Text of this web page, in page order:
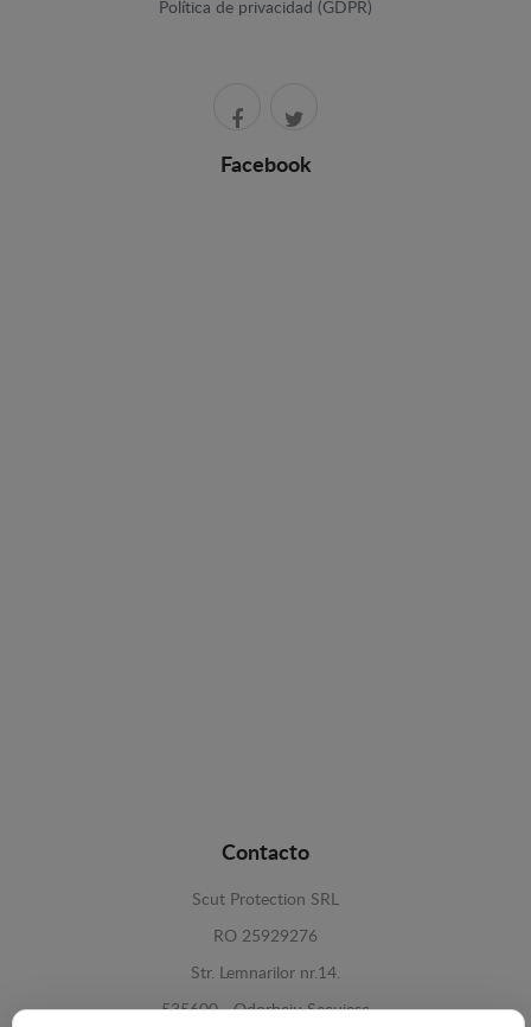
Política de privacidad (GDPR)
Facebook
Contacto
Scut Protection SRL
RO 25929276
Str. Lemnarilor nr.14.
535600 - Odorheiu Secuiesc